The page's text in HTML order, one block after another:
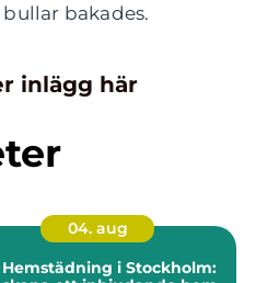
bakades.
inlägg här
04. aug
Hemstädning i Stockholm: